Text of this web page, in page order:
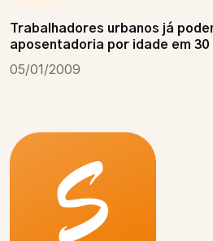
Trabalhadores urbanos já
aposentadoria por idade em 30
05/01/2009